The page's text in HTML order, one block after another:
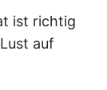
ist richtig
auf